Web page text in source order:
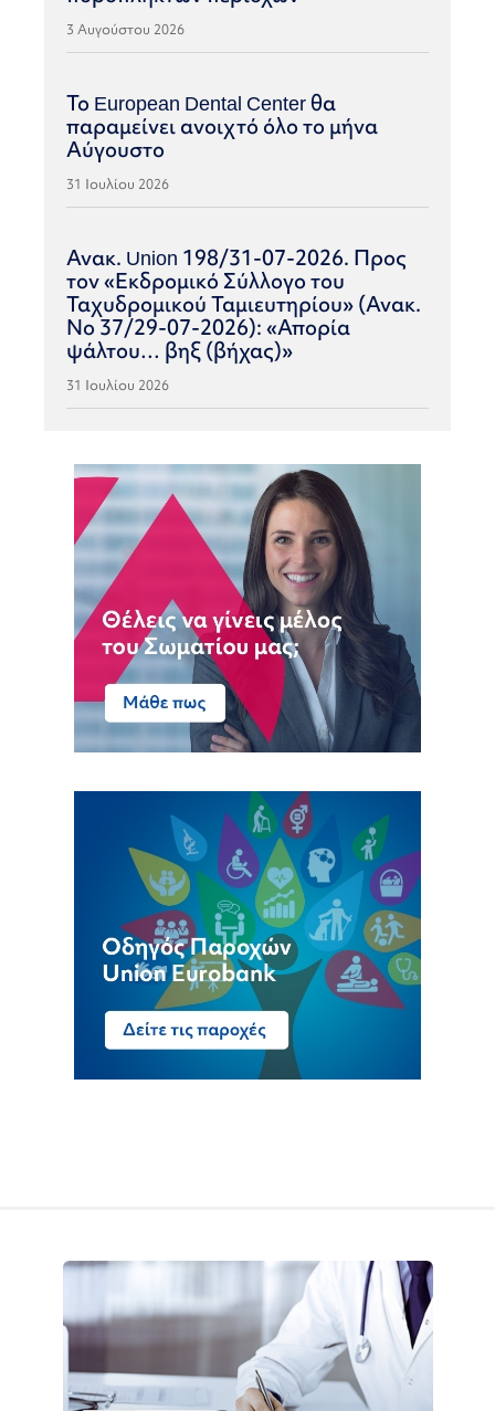
3 Αυγούστου 2026
Το European Dental Center θα
παραμείνει ανοιχτό όλο το μήνα
Αύγουστο
31 Ιουλίου 2026
Ανακ. Union 198/31-07-2026. Προς
τον «Εκδρομικό Σύλλογο του
Ταχυδρομικού Ταμιευτηρίου» (Ανακ.
Νο 37/29-07-2026): «Απορία
ψάλτου… βηξ (βήχας)»
31 Ιουλίου 2026